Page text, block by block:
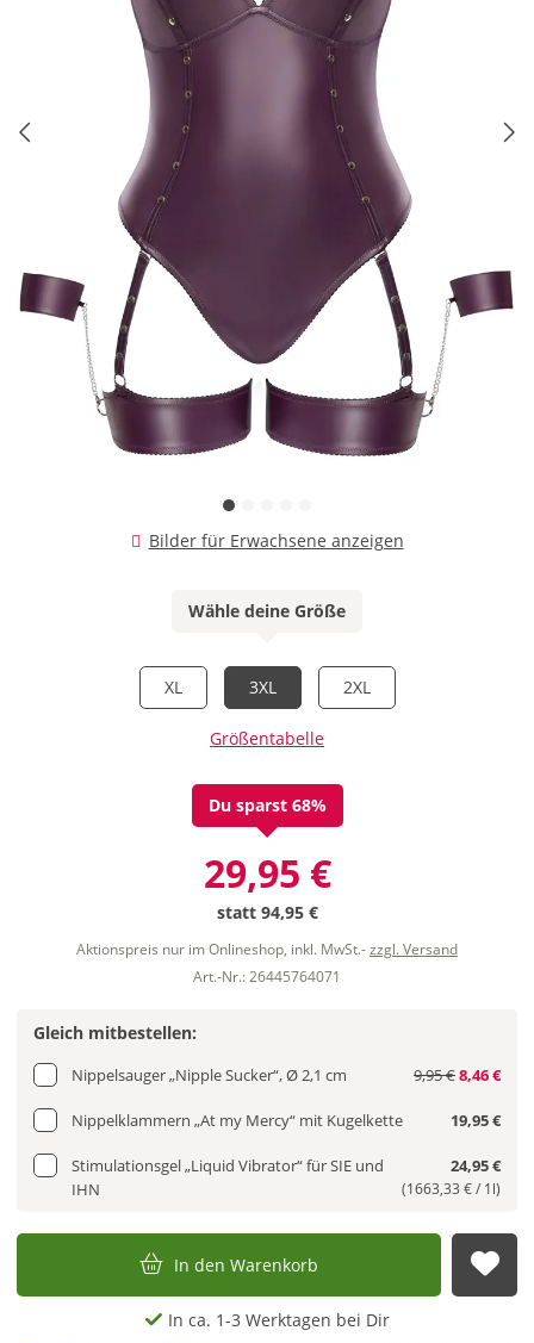
Bilder für Erwachsene anzeigen
Wähle deine Größe
XL 3XL 2XL
Größentabelle
Du sparst 68%
29,95 €
statt 94,95 €
Aktionspreis nur im Onlineshop, inkl. MwSt.-zzgl. Versand
Art.-Nr.: 26445764071
Gleich mitbestellen:
Nippelsauger „Nipple Sucker“, Ø 2,1 cm 9,95 €8,46 €
Nippelklammern „At my Mercy“ mit Kugelkette 19,95 €
Stimulationsgel „Liquid Vibrator“ für SIE und
IHN
24,95 €
(1663,33 € / 1l)
In den Warenkorb
In ca. 1-3 Werktagen bei Dir